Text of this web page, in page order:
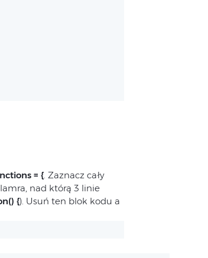
= {. Zaznacz cały
nad którą 3 linie
{). Usuń ten blok kodu a